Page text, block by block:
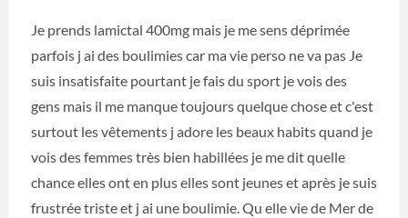
Je prends lamictal 400mg mais je me sens déprimée
parfois j ai des boulimies car ma vie perso ne va pas Je
suis insatisfaite pourtant je fais du sport je vois des
gens mais il me manque toujours quelque chose et c'est
surtout les vêtements j adore les beaux habits quand je
vois des femmes très bien habillées je me dit quelle
chance elles ont en plus elles sont jeunes et après je suis
frustrée triste et j ai une boulimie. Qu elle vie de Mer de